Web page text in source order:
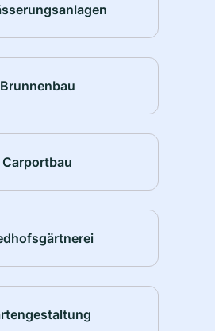
Brunnenbau
Carportbau